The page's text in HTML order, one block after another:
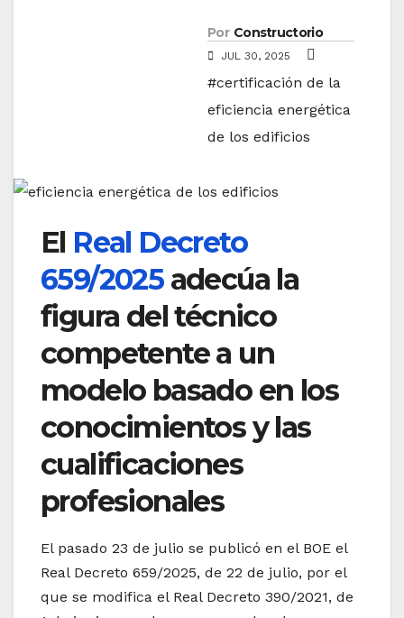
Por Constructorio
JUL 30, 2025
#certificación de la
eficiencia energética
de los edificios
El Real Decreto
659/2025adecúa la
figura del técnico
competente a un
modelo basado en los
conocimientos y las
cualificaciones
profesionales
El pasado 23 de julio se publicó en el BOE el
Real Decreto 659/2025, de 22 de julio, por el
que se modifica el Real Decreto 390/2021, de